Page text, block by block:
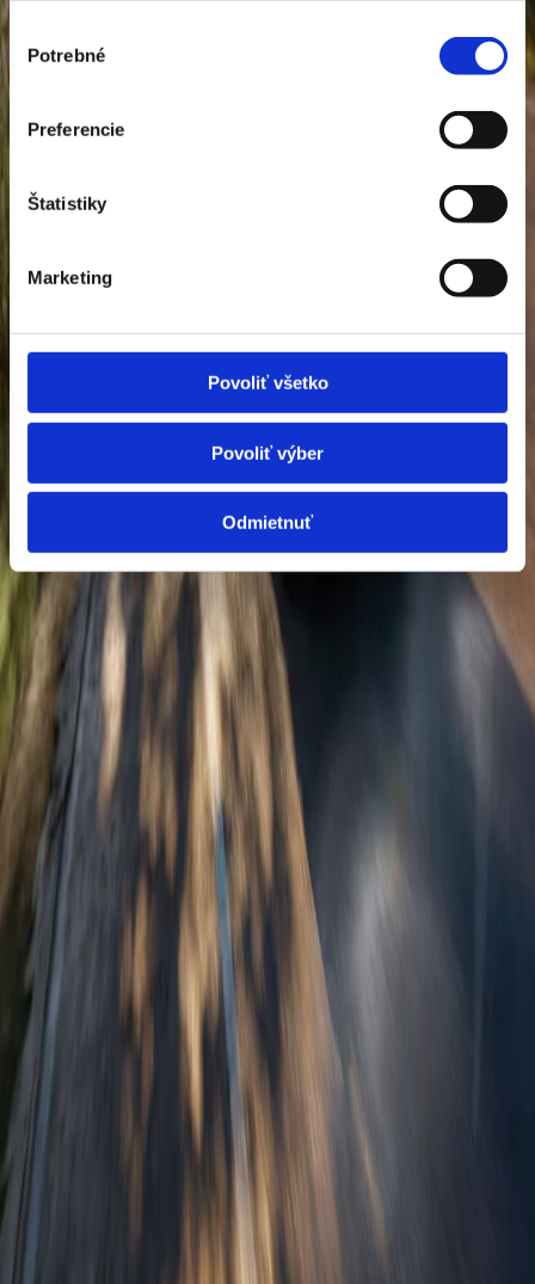
súhlasu
Potrebné
Preferencie
Štatistiky
Marketing
Povoliť všetko
Povoliť výber
Odmietnuť
FORZA 125 SMART BOX
Cena
5 790 €
Skúšobná jazda
Modelový rok2026
PalivoBenzín
OMNIA MOTORS, a.s.
Tomášikova 30
821 01 Bratislava
Predaj a služby
Predaj vozidiel
Skladové vozidlá
Skúšobná jazda
Objednávka do servisu
Informácie